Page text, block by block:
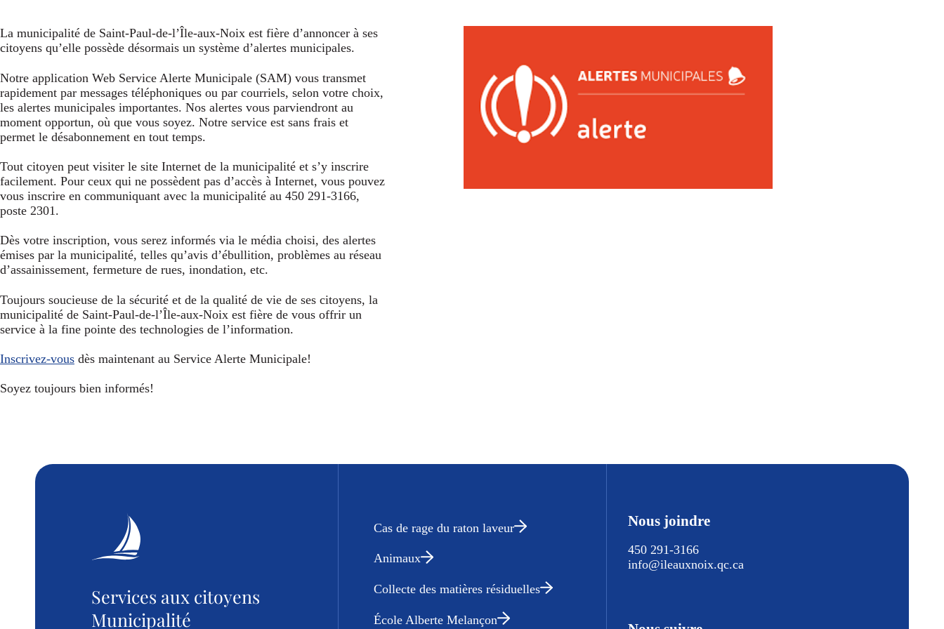
La municipalité de Saint-Paul-de-l’Île-aux-Noix est fière d’annoncer à ses
citoyens qu’elle possède désormais un système d’alertes municipales.
Notre application Web Service Alerte Municipale (SAM) vous transmet
rapidement par messages téléphoniques ou par courriels, selon votre choix,
les alertes municipales importantes. Nos alertes vous parviendront au
moment opportun, où que vous soyez. Notre service est sans frais et
permet le désabonnement en tout temps.
Tout citoyen peut visiter le site Internet de la municipalité et s’y inscrire
facilement. Pour ceux qui ne possèdent pas d’accès à Internet, vous pouvez
vous inscrire en communiquant avec la municipalité au 450 291-3166,
poste 2301.
Dès votre inscription, vous serez informés via le média choisi, des alertes
émises par la municipalité, telles qu’avis d’ébullition, problèmes au réseau
d’assainissement, fermeture de rues, inondation, etc.
Toujours soucieuse de la sécurité et de la qualité de vie de ses citoyens, la
municipalité de Saint-Paul-de-l’Île-aux-Noix est fière de vous offrir un
service à la fine pointe des technologies de l’information.
Inscrivez-vous dès maintenant au Service Alerte Municipale!
Soyez toujours bien informés!
Services aux citoyens
Municipalité
Cas de rage du raton laveur
Animaux
Collecte des matières résiduelles
École Alberte Melançon
Nous joindre
450 291-3166
info@ileauxnoix.qc.ca